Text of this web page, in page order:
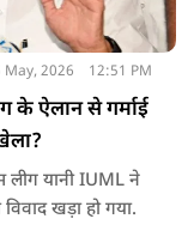
May, 2026 12:51 PM
के ऐलान से गर्माई
लीग यानी IUML ने
खड़ा हो गया.